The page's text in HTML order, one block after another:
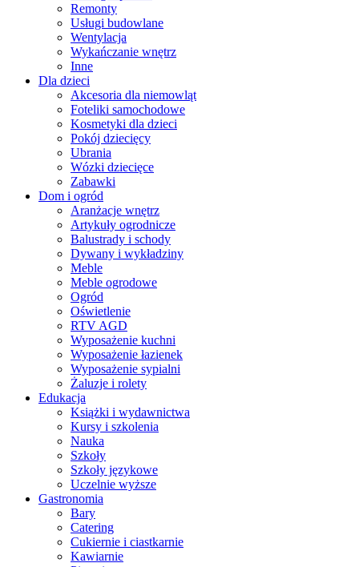
Remonty
Usługi budowlane
Wentylacja
Wykańczanie wnętrz
Inne
Dla dzieci
Akcesoria dla niemowląt
Foteliki samochodowe
Kosmetyki dla dzieci
Pokój dziecięcy
Ubrania
Wózki dziecięce
Zabawki
Dom i ogród
Aranżacje wnętrz
Artykuły ogrodnicze
Balustrady i schody
Dywany i wykładziny
Meble
Meble ogrodowe
Ogród
Oświetlenie
RTV AGD
Wyposażenie kuchni
Wyposażenie łazienek
Wyposażenie sypialni
Żaluzje i rolety
Edukacja
Książki i wydawnictwa
Kursy i szkolenia
Nauka
Szkoły
Szkoły językowe
Uczelnie wyższe
Gastronomia
Bary
Catering
Cukiernie i ciastkarnie
Kawiarnie